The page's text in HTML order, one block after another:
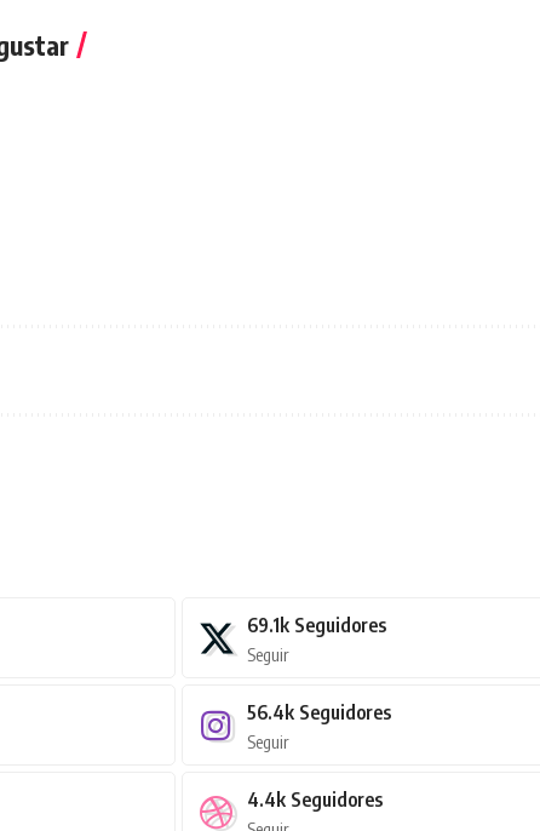
69.1k Seguidores
Seguir
56.4k Seguidores
Seguir
4.4k Seguidores